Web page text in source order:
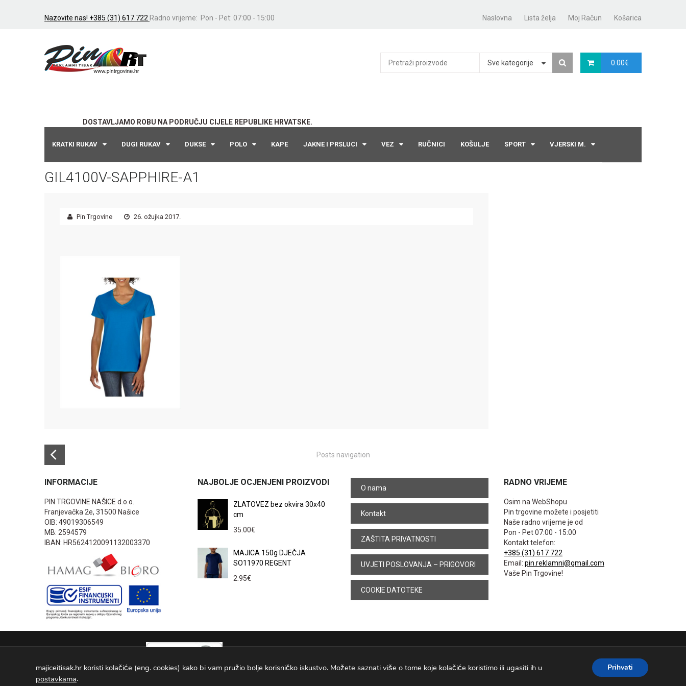
Nazovite nas! +385 (31) 617 722 Radno vrijeme: Pon - Pet: 07:00 - 15:00 Naslovna Lista želja Moj Račun Košarica
DOSTAVLJAMO ROBU NA PODRUČJU CIJELE REPUBLIKE HRVATSKE.
0.00€
Sve kategorije
KRATKI RUKAV DUGI RUKAV DUKSE POLO KAPE JAKNE I PRSLUCI VEZ RUČNICI KOŠULJE SPORT VJERSKI M.
GIL4100V-SAPPHIRE-A1
Pin Trgovine 26. ožujka 2017.
Posts navigation
INFORMACIJE
PIN TRGOVINE NAŠICE d.o.o.
Franjevačka 2e, 31500 Našice
OIB: 49019306549
MB: 2594579
IBAN: HR5624120091132003370
NAJBOLJE OCJENJENI PROIZVODI
ZLATOVEZ bez okvira 30x40
cm
35.00€
MAJICA 150g DJEČJA
SO11970 REGENT
2.95€
O nama
Kontakt
ZAŠTITA PRIVATNOSTI
UVJETI POSLOVANJA – PRIGOVORI
COOKIE DATOTEKE
RADNO VRIJEME
Osim na WebShopu
Pin trgovine možete i posjetiti
Naše radno vrijeme je od
Pon - Pet 07:00 - 15:00
Kontakt telefon:
+385 (31) 617 722
Email: pin.reklamni@gmail.com
Vaše Pin Trgovine!
PIN TRGOVINE
majiceitisak.hr koristi kolačiće (eng. cookies) kako bi vam pružio bolje korisničko iskustvo. Možete saznati više o tome koje kolačiće koristimo ili ugasiti ih u
postavkama.
Prihvati